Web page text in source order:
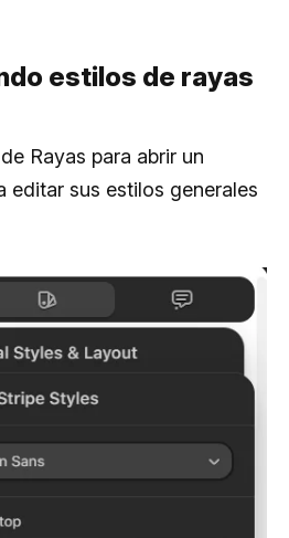
estilos de rayas
Rayas para abrir un
editar sus estilos generales